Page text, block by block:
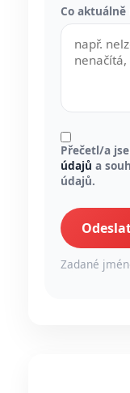
Co
Přečetl/a
údajů a
údajů.
Zadané